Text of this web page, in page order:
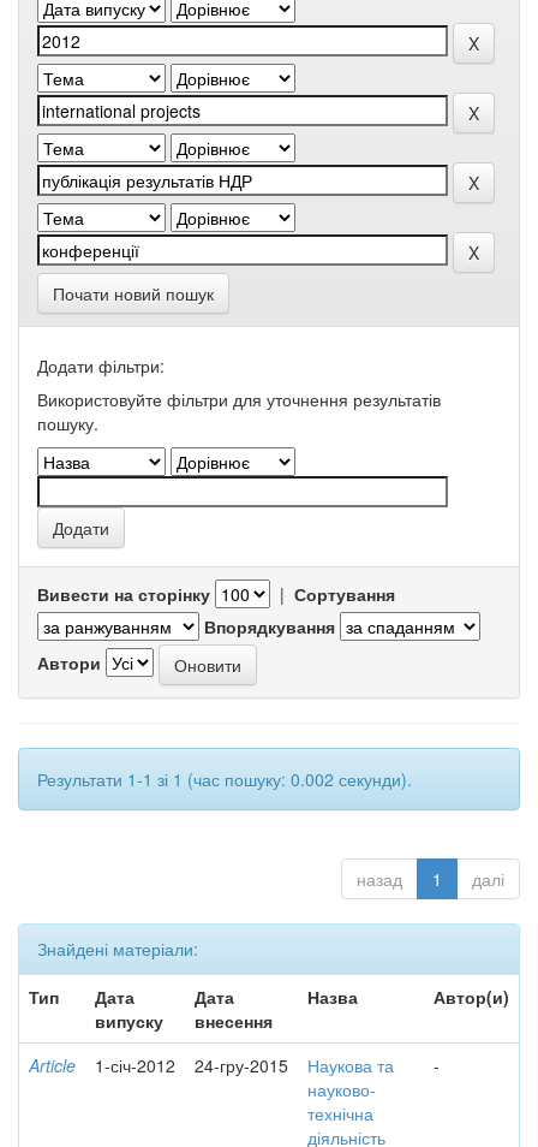
Почати новий пошук
Додати фільтри:
Використовуйте фільтри для уточнення результатів
пошуку.
Вивести на сторінку | Сортування
Впорядкування
Автори
Результати 1-1 зі 1 (час пошуку: 0.002 секунди).
назад 1 далі
Знайдені матеріали:
Тип
Дата
випуску
Дата
внесення
Назва Автор(и)
Article 1-січ-2012 24-гру-2015
Наукова та
науково-
технічна
діяльність
-